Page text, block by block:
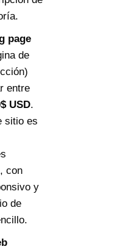
page
de
entre
USD.
sitio es
con
y
de